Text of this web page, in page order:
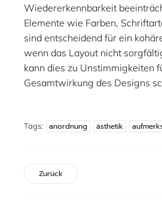
Wiedererkennbarkeit
Elemente wie Farben,
sind entscheidend für ein
wenn das Layout nicht
kann dies zu Unstimmigkeiten
Gesamtwirkung des Designs
Tags: anordnung ästhetik
Zurück